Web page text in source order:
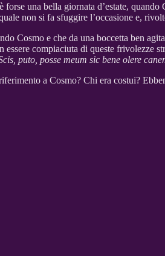
una bella giornata d’estate,
non si fa sfuggire l’occasione e,
Cosmo e che da una boccetta ben
essere compiaciuta di queste frivolezze
puto, posse meum sic bene olere
a Cosmo? Chi era costui?